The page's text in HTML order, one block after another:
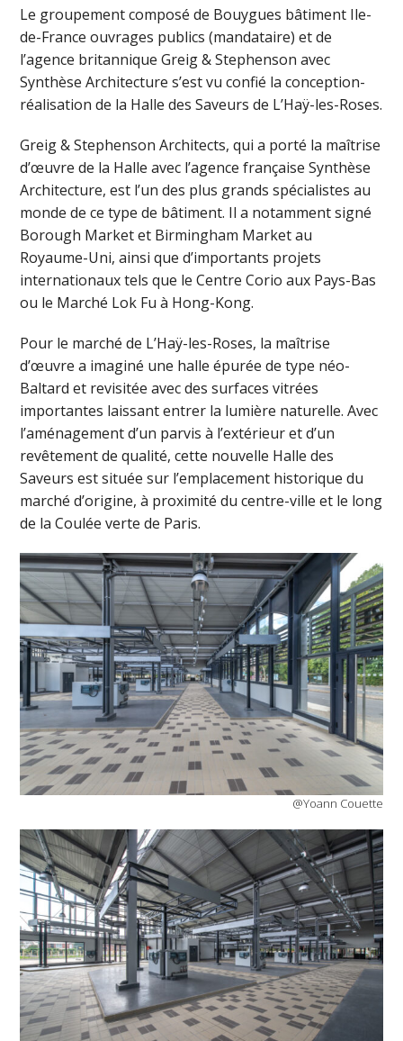
Le groupement composé de Bouygues bâtiment Ile-
de-France ouvrages publics (mandataire) et de
l’agence britannique Greig & Stephenson avec
Synthèse Architecture s’est vu confié la conception-
réalisation de la Halle des Saveurs de L’Haÿ-les-Roses.
Greig & Stephenson Architects, qui a porté la maîtrise
d’œuvre de la Halle avec l’agence française Synthèse
Architecture, est l’un des plus grands spécialistes au
monde de ce type de bâtiment. Il a notamment signé
Borough Market et Birmingham Market au
Royaume-Uni, ainsi que d’importants projets
internationaux tels que le Centre Corio aux Pays-Bas
ou le Marché Lok Fu à Hong-Kong.
Pour le marché de L’Haÿ-les-Roses, la maîtrise
d’œuvre a imaginé une halle épurée de type néo-
Baltard et revisitée avec des surfaces vitrées
importantes laissant entrer la lumière naturelle. Avec
l’aménagement d’un parvis à l’extérieur et d’un
revêtement de qualité, cette nouvelle Halle des
Saveurs est située sur l’emplacement historique du
marché d’origine, à proximité du centre-ville et le long
de la Coulée verte de Paris.
@Yoann Couette